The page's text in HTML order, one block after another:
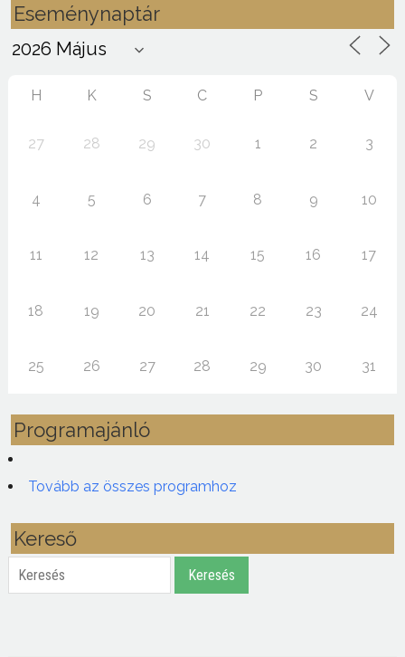
Eseménynaptár
H K S C P S V
27 28 29 30 1 2 3
4 5 6 7 8 9 10
11 12 13 14 15 16 17
18 19 20 21 22 23 24
25 26 27 28 29 30 31
Programajánló
Tovább az összes programhoz
Kereső
Keresés Keresés